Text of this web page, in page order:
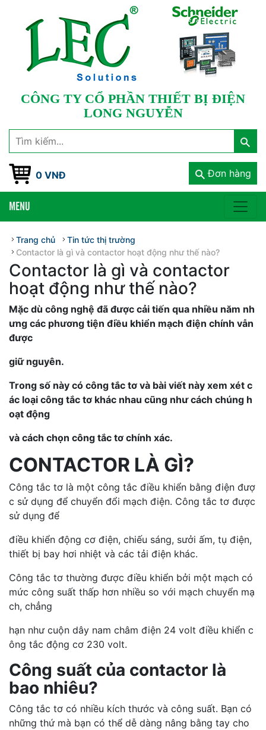
CÔNG TY CỔ PHẦN THIẾT BỊ ĐIỆN
LONG NGUYỄN
0 VNĐ Đơn hàng
MENU
Trang chủ
Tin tức thị trường
Contactor là gì và contactor hoạt động như thế nào?
Contactor là gì và contactor
hoạt động như thế nào?
Mặc dù công nghệ đã được cải tiến qua nhiều năm nh
ưng các phương tiện điều khiển mạch điện chính vẫn
được
giữ nguyên.
Trong số này có công tắc tơ và bài viết này xem xét c
ác loại công tắc tơ khác nhau cũng như cách chúng h
oạt động
và cách chọn công tắc tơ chính xác.
CONTACTOR LÀ GÌ?
Công tắc tơ là một công tắc điều khiển bằng điện đượ
c sử dụng để chuyển đổi mạch điện. Công tắc tơ được
sử dụng để
điều khiển động cơ điện, chiếu sáng, sưởi ấm, tụ điện,
thiết bị bay hơi nhiệt và các tải điện khác.
Công tắc tơ thường được điều khiển bởi một mạch có
mức công suất thấp hơn nhiều so với mạch chuyển mạ
ch, chẳng
hạn như cuộn dây nam châm điện 24 volt điều khiển c
ông tắc động cơ 230 volt.
Công suất của contactor là
bao nhiêu?
Công tắc tơ có nhiều kích thước và công suất. Bạn có
những thứ mà bạn có thể dễ dàng nâng bằng tay cho